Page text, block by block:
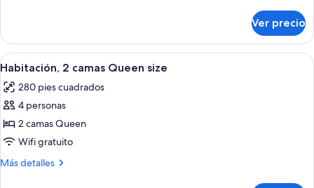
con
acceso
para
personas
discapacitadas
(Hearing)
1
cama
King
con
acceso
personas
discapacitadas
Ver precio
Abrir
todas
las
fotos
de
Habitación,
2
Habitación de hotel con dos camas,
5
Habitación, 2 camas Queen size
280 pies cuadrados
4 personas
2 camas Queen
Wifi gratuito
Más detalles
Más